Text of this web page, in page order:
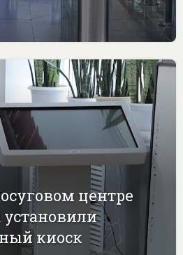
центре
киоск